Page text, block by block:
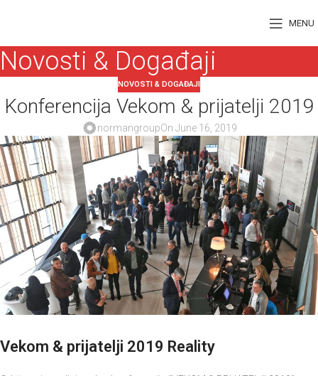
MENU
Novosti & Događaji
NOVOSTI & DOGAĐAJI
Konferencija Vekom & prijatelji 2019
normangroupOn June 16, 2019
Vekom & prijatelji 2019 Reality